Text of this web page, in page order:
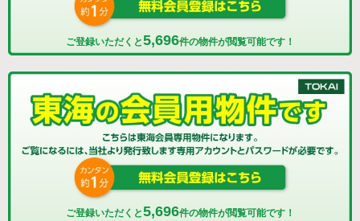
ご登録いただくと5,696件の物件が閲覧可能です！
ご登録いただくと5,696件の物件が閲覧可能です！